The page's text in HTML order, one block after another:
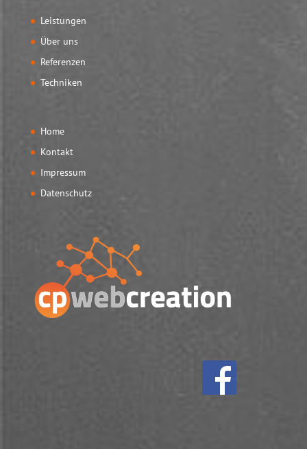
Leistungen
Über uns
Referenzen
Techniken
Home
Kontakt
Impressum
Datenschutz